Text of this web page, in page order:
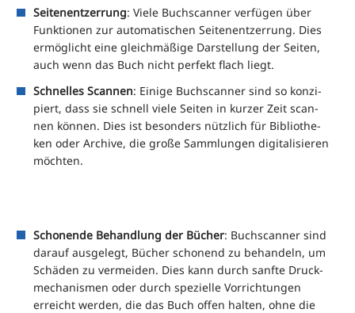
Sei­ten­ent­zer­rung: Vie­le Buch­scan­ner ver­fü­gen über
Funk­tio­nen zur auto­ma­ti­schen Sei­ten­ent­zer­rung. Dies
ermög­licht eine gleich­mä­ßi­ge Dar­stel­lung der Sei­ten,
auch wenn das Buch nicht per­fekt flach liegt.
Schnel­les Scan­nen: Eini­ge Buch­scan­ner sind so kon­zi­
piert, dass sie schnell vie­le Sei­ten in kur­zer Zeit scan­
nen kön­nen. Dies ist beson­ders nütz­lich für Biblio­the­
ken oder Archi­ve, die gro­ße Samm­lun­gen digi­ta­li­sie­ren
möchten.
Scho­nen­de Behand­lung der Bücher: Buch­scan­ner sind
dar­auf aus­ge­legt, Bücher scho­nend zu behan­deln, um
Schä­den zu ver­mei­den. Dies kann durch sanf­te Druck­
me­cha­nis­men oder durch spe­zi­el­le Vor­rich­tun­gen
erreicht wer­den, die das Buch offen hal­ten, ohne die